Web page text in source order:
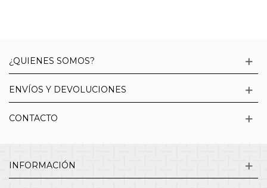
¿QUIENES SOMOS?
ENVÍOS Y DEVOLUCIONES
CONTACTO
INFORMACIÓN